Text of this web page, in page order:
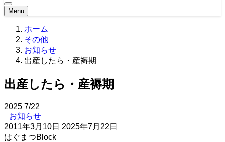
Menu
ホーム
その他
お知らせ
出産したら・産褥期
出産したら・産褥期
2025 7/22
お知らせ
2011年3月10日 2025年7月22日
はぐまつBlock